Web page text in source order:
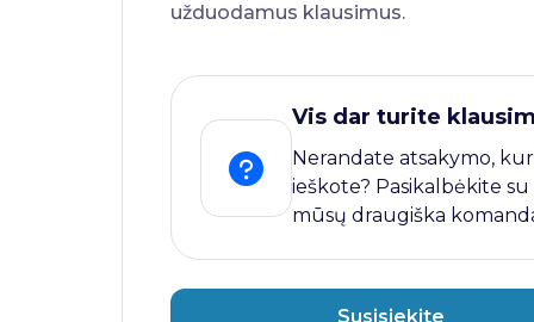
užduodamus klausimus.
Vis dar turite
Nerandate atsakymo,
ieškote? Pasikalbėkite su
mūsų draugiška
Susisiekite